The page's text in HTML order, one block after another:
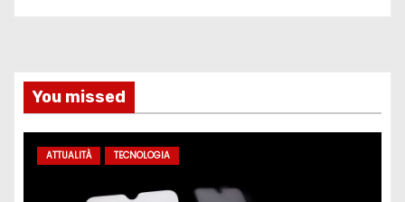
You missed
ATTUALITÀ TECNOLOGIA